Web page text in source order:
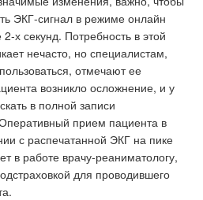
ЭКГ-сигнал в режиме онлайн
х секунд. Потребность в этой
нечасто, но специалистам,
отмечают ее
возникло осложнение, и у
в полной записи
прием пациента в
с распечатанной ЭКГ на пике
в работе врачу-реаниматологу,
для проводившего